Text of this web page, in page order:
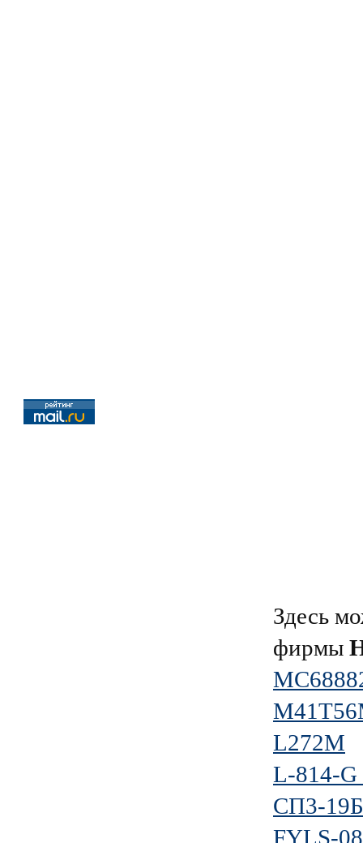
Здесь
фирмы
L272M
L-814-G
СП3-
FYLS-